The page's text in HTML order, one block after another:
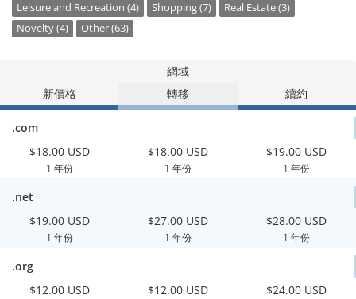
Leisure and Recreation (4)
Shopping (7)
Real Estate (3)
Novelty (4)
Other (63)
網域
新價格
轉移 續約
.com
$18.00 USD
1 年份
$18.00 USD
1 年份
$19.00 USD
1 年份
.net
$19.00 USD
1 年份
$27.00 USD
1 年份
$28.00 USD
1 年份
.org
$12.00 USD
$12.00 USD $24.00 USD